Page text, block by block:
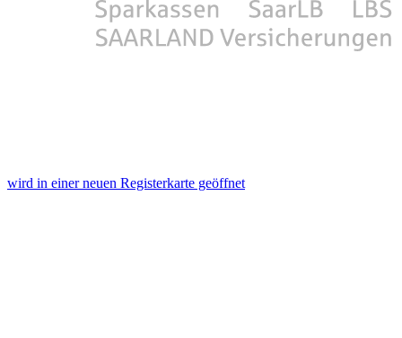
wird in einer neuen Registerkarte geöffnet